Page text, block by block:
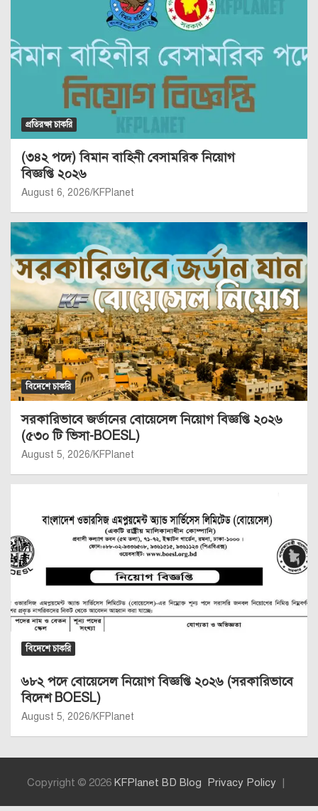
প্রতিরক্ষা চাকরি
(৩৪২ পদে) বিমান বাহিনী বেসামরিক নিয়োগ
বিজ্ঞপ্তি ২০২৬
August 6, 2026 KFPlanet
বিদেশে চাকরি
সরকারিভাবে জর্ডানের বোয়েসেল নিয়োগ বিজ্ঞপ্তি ২০২৬
(৫৩০ টি ভিসা-BOESL)
August 5, 2026 KFPlanet
বিদেশে চাকরি
৬৮২ পদে বোয়েসেল নিয়োগ বিজ্ঞপ্তি ২০২৬ (সরকারিভাবে
বিদেশ BOESL)
August 5, 2026 KFPlanet
Copyright © 2026 KFPlanet BD Blog Privacy Policy